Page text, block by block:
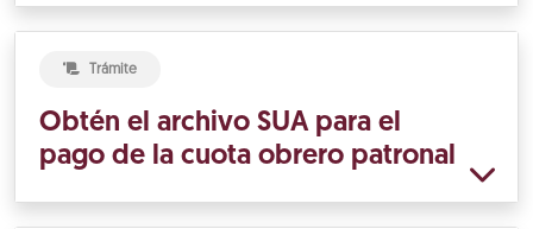
Trámite
Obtén el archivo SUA para el
pago de la cuota obrero patronal